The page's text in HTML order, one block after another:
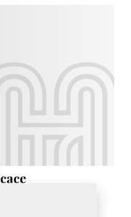
connaîtra-t-il le